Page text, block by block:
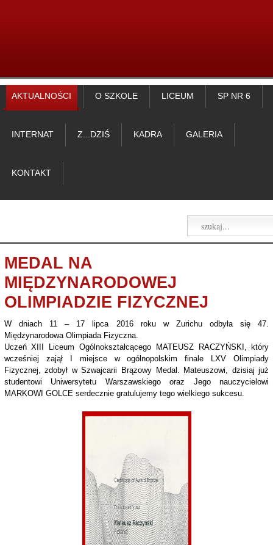
AKTUALNOŚCI O SZKOLE LICEUM SP NR 6
INTERNAT Z...DZIŚ KADRA GALERIA
KONTAKT
MEDAL NA
MIĘDZYNARODOWEJ
OLIMPIADZIE FIZYCZNEJ
W dniach 11 – 17 lipca 2016 roku w Zurichu odbyła się 47.
Międzynarodowa Olimpiada Fizyczna.
Uczeń XIII Liceum Ogólnokształcącego MATEUSZ RACZYŃSKI, który
wcześniej zajął I miejsce w ogólnopolskim finale LXV Olimpiady
Fizycznej, zdobył w Szwajcarii Brązowy Medal. Mateuszowi, dzisiaj już
studentowi Uniwersytetu Warszawskiego oraz Jego nauczycielowi
MARKOWI GOLCE serdecznie gratulujemy tego wielkiego sukcesu.